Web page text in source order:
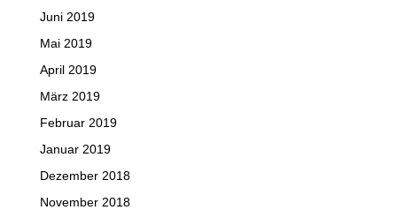
Juni 2019
Mai 2019
April 2019
März 2019
Februar 2019
Januar 2019
Dezember 2018
November 2018